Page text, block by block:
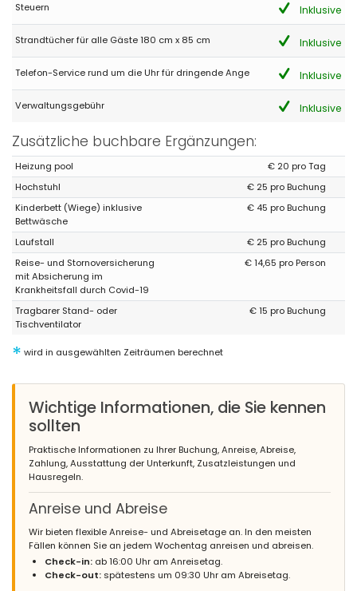
Ältere Paare - September 2021 - Deutschland :
Tolle Gegend - im Haus ist alles da, was man benötigt. Das
internet ist manchmal ausgefallen aber dies lag am Provider.
Sonst 100% zufrieden ! Wir kommen wieder !
- 10,0
Familien mit älteren Kindern - Juli 2021 - Vereinigtes Königreich von
Gro :
(Originaltext)
lovely place, you will enjoy it.... if you have a Netflix and Amazon
Prime account remember to bring your account details with you.
(Übersetzt von Google)
schöner Ort, Sie werden es genießen .... Wenn Sie ein Netflix- und
Amazon Prime-Konto haben, denken Sie daran, Ihre Kontodaten
mitzubringen.
Steuern Inklusive
Strandtücher für alle Gäste 180 cm x 85 cm Inklusive
Telefon-Service rund um die Uhr für dringende Ange Inklusive
Verwaltungsgebühr Inklusive
Zusätzliche buchbare Ergänzungen:
Heizung pool
€ 20 pro Tag
Hochstuhl
€ 25 pro Buchung
Kinderbett (Wiege) inklusive
Bettwäsche
€ 45 pro Buchung
Laufstall
€ 25 pro Buchung
Reise- und Stornoversicherung
mit Absicherung im
Krankheitsfall durch Covid-19
€ 14,65 pro Person
Tragbarer Stand- oder
Tischventilator
€ 15 pro Buchung
* wird in ausgewählten Zeiträumen berechnet
Wichtige Informationen, die Sie kennen
sollten
Praktische Informationen zu Ihrer Buchung, Anreise, Abreise,
Zahlung, Ausstattung der Unterkunft, Zusatzleistungen und
Hausregeln.
Anreise und Abreise
Wir bieten flexible Anreise- und Abreisetage an. In den meisten
Fällen können Sie an jedem Wochentag anreisen und abreisen.
Check-in: ab 16:00 Uhr am Anreisetag.
Check-out: spätestens um 09:30 Uhr am Abreisetag.